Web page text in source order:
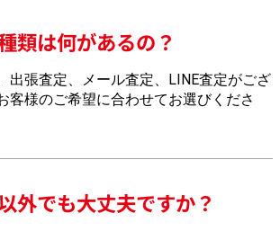
類は何があるの？
出張査定、メール査定、LINE査定がござ
客様のご希望に合わせてお選びくださ
外でも大丈夫ですか？